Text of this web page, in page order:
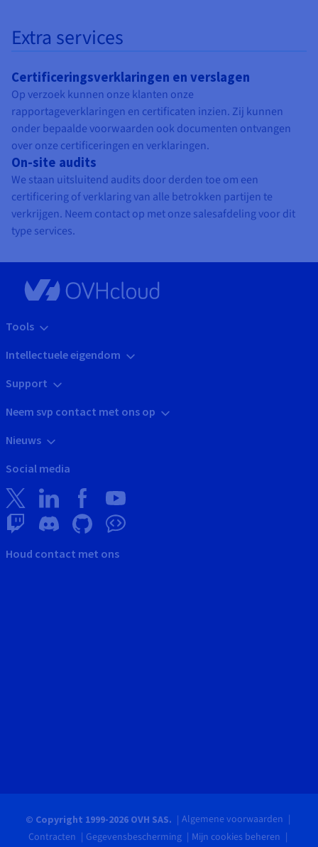
Extra services
Certificeringsverklaringen en verslagen
Op verzoek kunnen onze klanten onze
rapportageverklaringen en certificaten inzien. Zij kunnen
onder bepaalde voorwaarden ook documenten ontvangen
over onze certificeringen en verklaringen.
On-site audits
We staan uitsluitend audits door derden toe om een
certificering of verklaring van alle betrokken partijen te
verkrijgen. Neem contact op met onze salesafdeling voor dit
type services.
Tools
Intellectuele eigendom
Support
Neem svp contact met ons op
Nieuws
Social media
Houd contact met ons
© Copyright 1999-2026 OVH SAS.
Algemene voorwaarden
Contracten
Gegevensbescherming Mijn cookies beheren